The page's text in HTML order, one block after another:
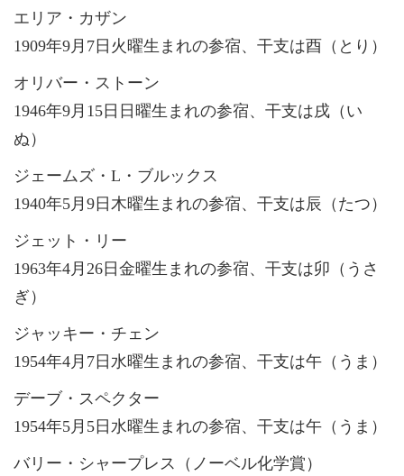
エリア・カザン
1909年9月7日火曜生まれの参宿、干支は酉（とり）
オリバー・ストーン
1946年9月15日日曜生まれの参宿、干支は戌（い
ぬ）
ジェームズ・L・ブルックス
1940年5月9日木曜生まれの参宿、干支は辰（たつ）
ジェット・リー
1963年4月26日金曜生まれの参宿、干支は卯（うさ
ぎ）
ジャッキー・チェン
1954年4月7日水曜生まれの参宿、干支は午（うま）
デーブ・スペクター
1954年5月5日水曜生まれの参宿、干支は午（うま）
バリー・シャープレス（ノーベル化学賞）